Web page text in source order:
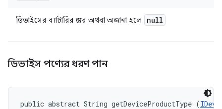
ডিভাইসের ব্যাটারির স্তর অথবা অজানা হলে null
ডিভাইস পণ্যের ধরণ পান
public abstract String getDeviceProductType (